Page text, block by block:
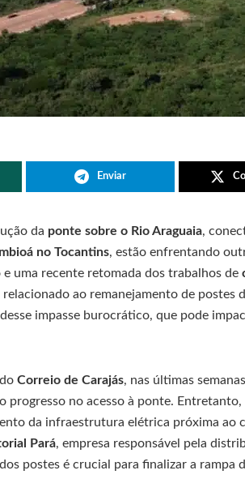
Enviar
da ponte sobre o Rio Araguaia,
no Tocantins, estão enfrentando
uma recente retomada dos trabalhos de
ao remanejamento de postes
impasse burocrático, que pode
Correio de Carajás, nas últimas
progresso no acesso à ponte.
da infraestrutura elétrica próxima ao
Pará, empresa responsável pela
postes é crucial para finalizar a rampa